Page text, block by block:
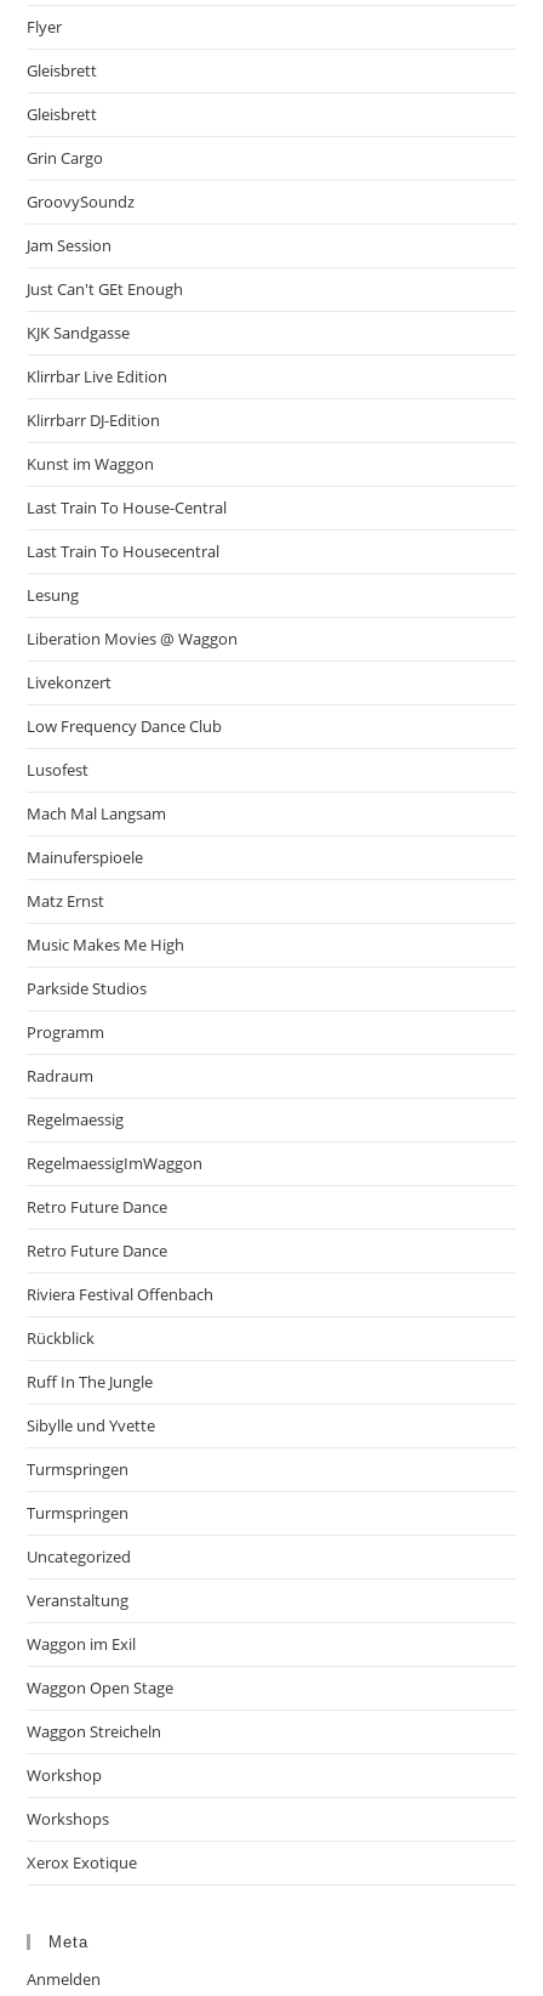
Flyer
Gleisbrett
Gleisbrett
Grin Cargo
GroovySoundz
Jam Session
Just Can't GEt Enough
KJK Sandgasse
Klirrbar Live Edition
Klirrbarr DJ-Edition
Kunst im Waggon
Last Train To House-Central
Last Train To Housecentral
Lesung
Liberation Movies @ Waggon
Livekonzert
Low Frequency Dance Club
Lusofest
Mach Mal Langsam
Mainuferspioele
Matz Ernst
Music Makes Me High
Parkside Studios
Programm
Radraum
Regelmaessig
RegelmaessigImWaggon
Retro Future Dance
Retro Future Dance
Riviera Festival Offenbach
Rückblick
Ruff In The Jungle
Sibylle und Yvette
Turmspringen
Turmspringen
Uncategorized
Veranstaltung
Waggon im Exil
Waggon Open Stage
Waggon Streicheln
Workshop
Workshops
Xerox Exotique
Meta
Anmelden